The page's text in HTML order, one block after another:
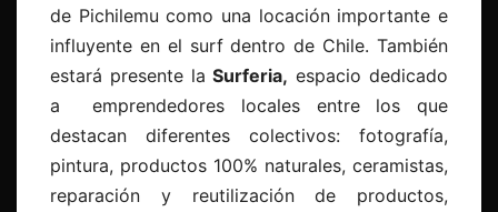
de Pichilemu como una locación importante e
influyente en el surf dentro de Chile. También
estará presente laSurferia, espacio dedicado
a emprendedores locales entre los que
destacan diferentes colectivos: fotografía,
pintura, productos 100% naturales, ceramistas,
reparación y reutilización de productos,